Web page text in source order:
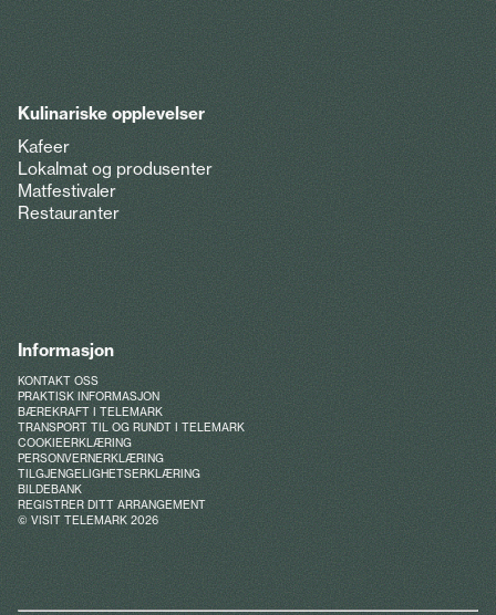
Kulinariske opplevelser
Kafeer
Lokalmat og produsenter
Matfestivaler
Restauranter
Informasjon
KONTAKT OSS
PRAKTISK INFORMASJON
BÆREKRAFT I TELEMARK
TRANSPORT TIL OG RUNDT I TELEMARK
COOKIEERKLÆRING
PERSONVERNERKLÆRING
TILGJENGELIGHETSERKLÆRING
BILDEBANK
REGISTRER DITT ARRANGEMENT
© VISIT TELEMARK 2026